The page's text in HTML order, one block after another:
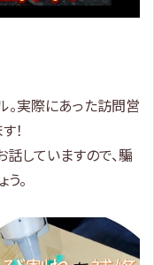
。実際にあった訪問営
！
していますので、騙
。